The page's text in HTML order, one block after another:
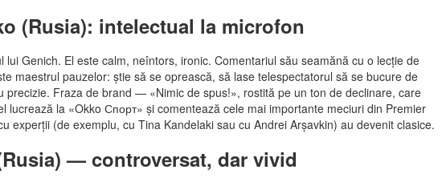
(Rusia): intelectual la microfon
lui Genich. El este calm, neîntors, ironic. Comentariul său seamănă cu o lecție de
maestrul pauzelor: știe să se oprească, să lase telespectatorul să se bucure de
precizie. Fraza de brand — «Nimic de spus!», rostită pe un ton de declinare, care
lucrează la «Okko Спорт» și comentează cele mai importante meciuri din Premier
experții (de exemplu, cu Tina Kandelaki sau cu Andrei Arșavkin) au devenit clasice.
— controversat, dar vivid